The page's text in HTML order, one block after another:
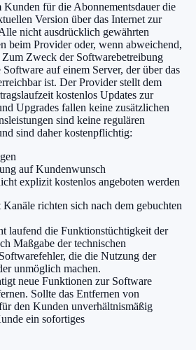
für die Abonnementsdauer die
Version über das Internet zur
nicht ausdrücklich gewährten
beim Provider oder, wenn abweichend,
Zweck der Softwarebetreibung
auf einem Server, der über das
ist. Der Provider stellt dem
kostenlos Updates zur
Upgrades fallen keine zusätzlichen
sind keine regulären
sind daher kostenpflichtig:
auf Kundenwunsch
explizit kostenlos angeboten werden
richten sich nach dem gebuchten
laufend die Funktionstüchtigkeit der
Maßgabe der technischen
die die Nutzung der
unmöglich machen.
neue Funktionen zur Software
Sollte das Entfernen von
den Kunden unverhältnismäßig
ein sofortiges